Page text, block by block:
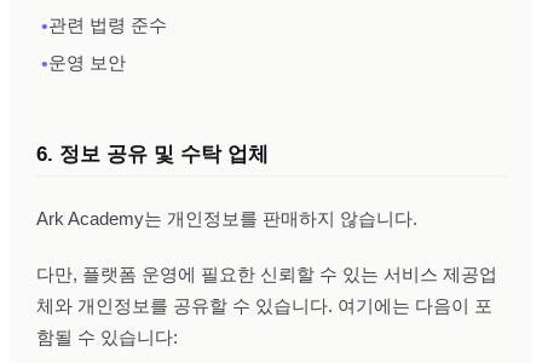
•관련 법령 준수
•운영 보안
6. 정보 공유 및 수탁 업체
Ark Academy는 개인정보를 판매하지 않습니다.
다만, 플랫폼 운영에 필요한 신뢰할 수 있는 서비스 제공업
체와 개인정보를 공유할 수 있습니다. 여기에는 다음이 포
함될 수 있습니다: